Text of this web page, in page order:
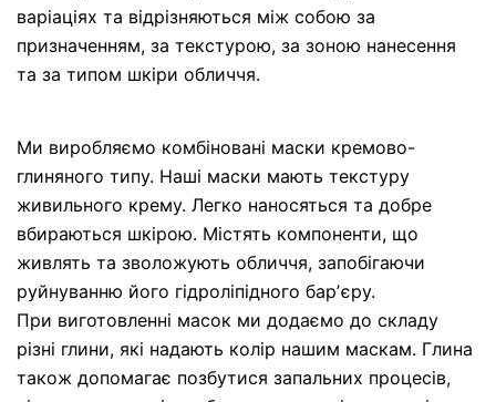
варіаціях та відрізняються між собою за
призначенням, за текстурою, за зоною нанесення
та за типом шкіри обличчя.
Ми виробляємо комбіновані маски кремово-
глиняного типу. Наші маски мають текстуру
живильного крему. Легко наносяться та добре
вбираються шкірою. Містять компоненти, що
живлять та зволожують обличчя, запобігаючи
руйнуванню його гідроліпідного барʼєру.
При виготовленні масок ми додаємо до складу
різні глини, які надають колір нашим маскам. Глина
також допомагає позбутися запальних процесів,